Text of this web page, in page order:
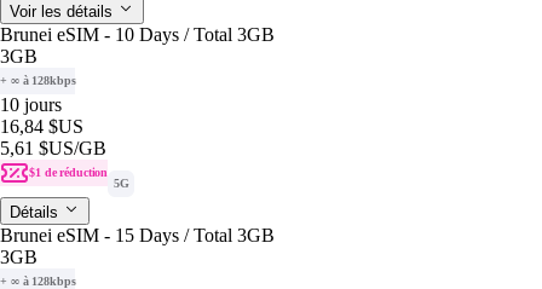
Voir les détails
Brunei eSIM - 10 Days / Total 3GB
3GB
+ ∞ à 128kbps
10 jours
16,84 $US
5,61 $US/GB
$1 de réduction
5G
Détails
Brunei eSIM - 15 Days / Total 3GB
3GB
+ ∞ à 128kbps